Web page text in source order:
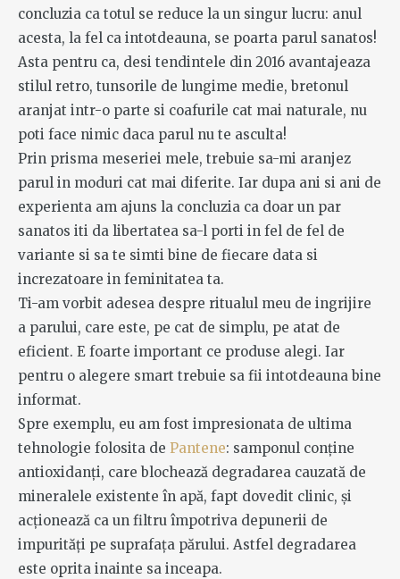
concluzia ca totul se reduce la un singur lucru: anul
acesta, la fel ca intotdeauna, se poarta parul sanatos!
Asta pentru ca, desi tendintele din 2016 avantajeaza
stilul retro, tunsorile de lungime medie, bretonul
aranjat intr-o parte si coafurile cat mai naturale, nu
poti face nimic daca parul nu te asculta!
Prin prisma meseriei mele, trebuie sa-mi aranjez
parul in moduri cat mai diferite. Iar dupa ani si ani de
experienta am ajuns la concluzia ca doar un par
sanatos iti da libertatea sa-l porti in fel de fel de
variante si sa te simti bine de fiecare data si
increzatoare in feminitatea ta.
Ti-am vorbit adesea despre ritualul meu de ingrijire
a parului, care este, pe cat de simplu, pe atat de
eficient. E foarte important ce produse alegi. Iar
pentru o alegere smart trebuie sa fii intotdeauna bine
informat.
Spre exemplu, eu am fost impresionata de ultima
tehnologie folosita de Pantene: samponul conține
antioxidanți, care blochează degradarea cauzată de
mineralele existente în apă, fapt dovedit clinic, și
acționează ca un filtru împotriva depunerii de
impurități pe suprafața părului. Astfel degradarea
este oprita inainte sa inceapa.